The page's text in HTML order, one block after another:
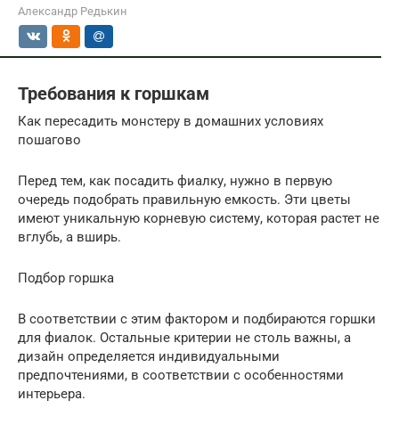
Александр Редькин
Требования к горшкам
Как пересадить монстеру в домашних условиях
пошагово
Перед тем, как посадить фиалку, нужно в первую
очередь подобрать правильную емкость. Эти цветы
имеют уникальную корневую систему, которая растет не
вглубь, а вширь.
Подбор горшка
В соответствии с этим фактором и подбираются горшки
для фиалок. Остальные критерии не столь важны, а
дизайн определяется индивидуальными
предпочтениями, в соответствии с особенностями
интерьера.